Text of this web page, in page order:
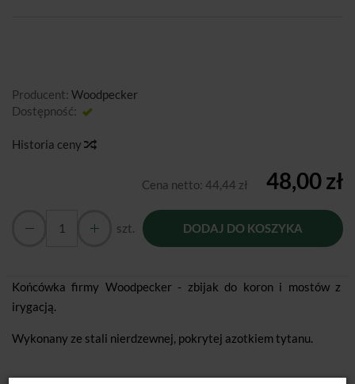
Producent: Woodpecker
Dostępność:
Historia ceny
Cena netto: 44,44 zł 48,00 zł
szt. DODAJ DO KOSZYKA
Końcówka firmy Woodpecker - zbijak do koron i mostów z
irygacją.
Wykonany ze stali nierdzewnej, pokrytej azotkiem tytanu.